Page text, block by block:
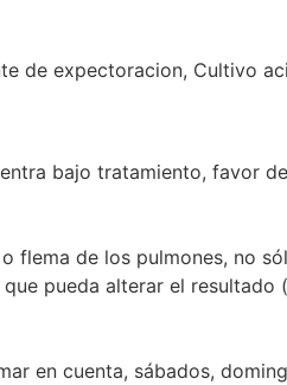
de expectoracion, Cultivo
bajo tratamiento, favor
flema de los pulmones, no
pueda alterar el resultado
en cuenta, sábados,